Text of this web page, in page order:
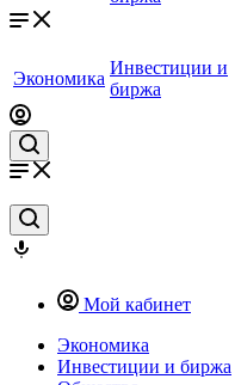
Экономика
Инвестиции и
биржа
Мой кабинет
Экономика
Инвестиции и биржа